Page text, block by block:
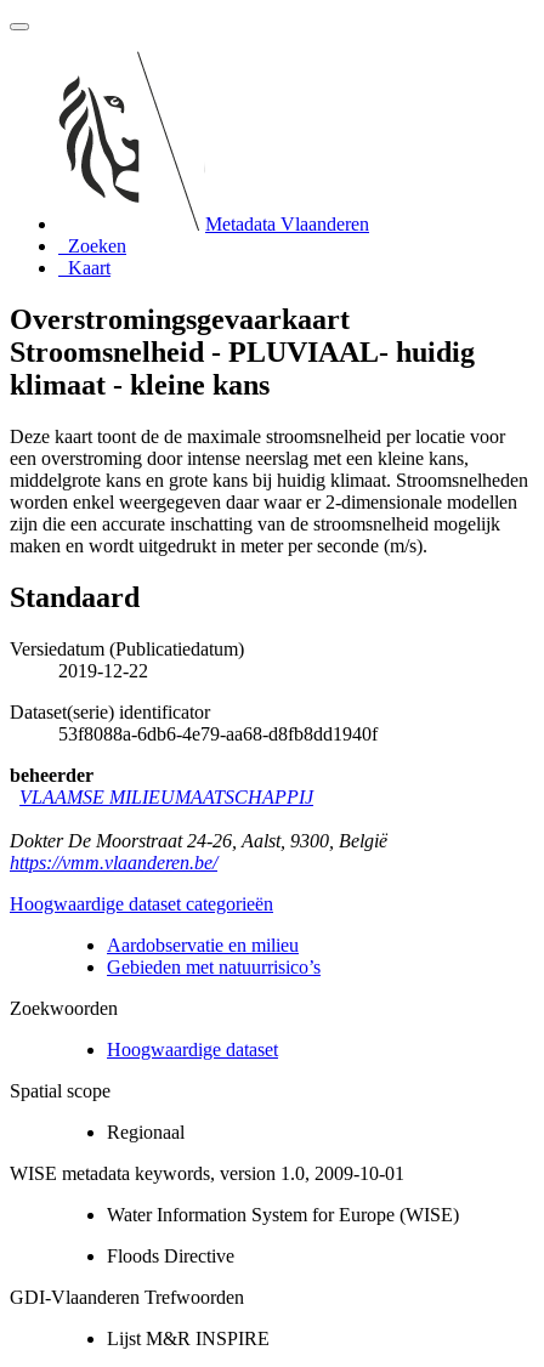
Metadata Vlaanderen
Zoeken
Kaart
Overstromingsgevaarkaart
Stroomsnelheid - PLUVIAAL- huidig
klimaat - kleine kans
Deze kaart toont de de maximale stroomsnelheid per locatie voor
een overstroming door intense neerslag met een kleine kans,
middelgrote kans en grote kans bij huidig klimaat. Stroomsnelheden
worden enkel weergegeven daar waar er 2-dimensionale modellen
zijn die een accurate inschatting van de stroomsnelheid mogelijk
maken en wordt uitgedrukt in meter per seconde (m/s).
Standaard
Versiedatum (Publicatiedatum)
2019-12-22
Dataset(serie) identificator
53f8088a-6db6-4e79-aa68-d8fb8dd1940f
beheerder
VLAAMSE MILIEUMAATSCHAPPIJ
Dokter De Moorstraat 24-26 Aalst, 9300 België
https://vmm.vlaanderen.be/
Hoogwaardige dataset categorieën
Aardobservatie en milieu
Gebieden met natuurrisico’s
Zoekwoorden
Hoogwaardige dataset
Spatial scope
Regionaal
WISE metadata keywords, version 1.0, 2009-10-01
Water Information System for Europe (WISE)
Floods Directive
GDI-Vlaanderen Trefwoorden
Lijst M&R INSPIRE